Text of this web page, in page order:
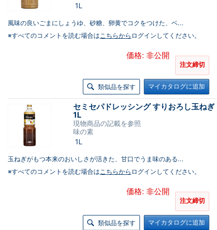
1L
風味の良いごまにしょうゆ、砂糖、卵黄でコクをつけた、ベ...
※すべてのコメントを読む場合はこちらから ログインしてください。
価格: 非公開
注文締切
類似品を探す マイカタログに追加
セミセパドレッシング すりおろし玉ねぎ
1L
現物商品の記載を参照
味の素
1L
玉ねぎがもつ本来のおいしさが活きた、甘口でうま味のある...
※すべてのコメントを読む場合はこちらから ログインしてください。
価格: 非公開
注文締切
類似品を探す マイカタログに追加